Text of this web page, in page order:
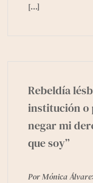
[…]
Rebeldía
institución o
negar mi
que soy”
Por Mónica